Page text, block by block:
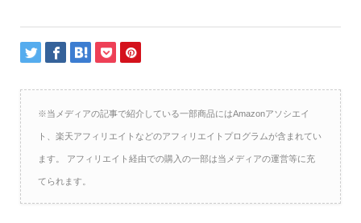
※当メディアの記事で紹介している一部商品にはAmazonアソシエイ
ト、楽天アフィリエイトなどのアフィリエイトプログラムが含まれてい
ます。 アフィリエイト経由での購入の一部は当メディアの運営等に充
てられます。